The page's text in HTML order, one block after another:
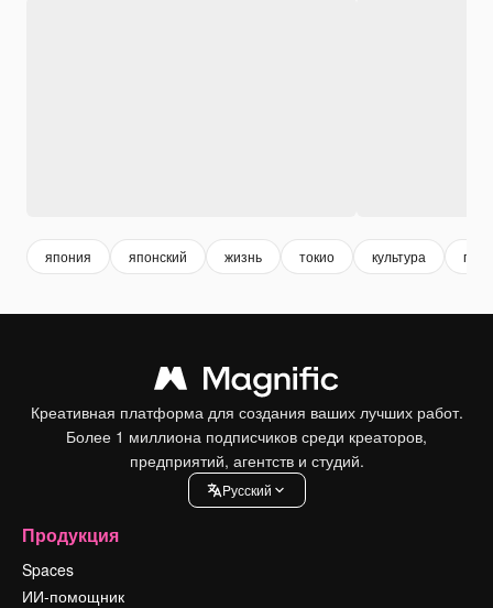
япония японский жизнь токио культура
Креативная платформа для создания ваших лучших работ.
Более 1 миллиона подписчиков среди креаторов,
предприятий, агентств и студий.
Pусский
Продукция
Spaces
ИИ-помощник